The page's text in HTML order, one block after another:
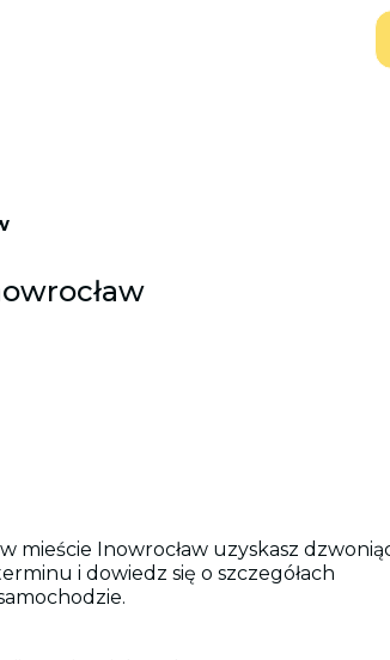
mieście Inowrocław uzyskasz
i dowiedz się o szczegółach